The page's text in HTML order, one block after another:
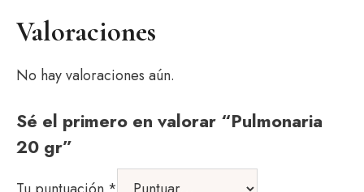
Valoraciones
No hay valoraciones aún.
Sé el primero en valorar “Pulmonaria
20 gr”